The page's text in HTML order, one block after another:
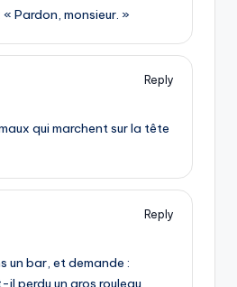
Pardon, monsieur. »
Reply
qui marchent sur la tête
Reply
un bar, et demande :
il perdu un gros rouleau